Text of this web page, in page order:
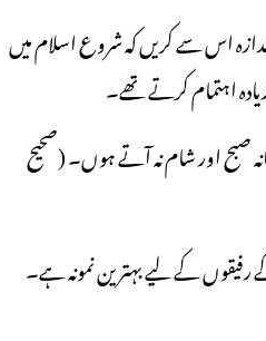
اس سے کریں کہ شروع اسلام میں
اہتمام کرتے تھے۔
صبح اور شام نہ آتے ہوں۔ (صحیح
کے لیے بہترین نمونہ ہے۔